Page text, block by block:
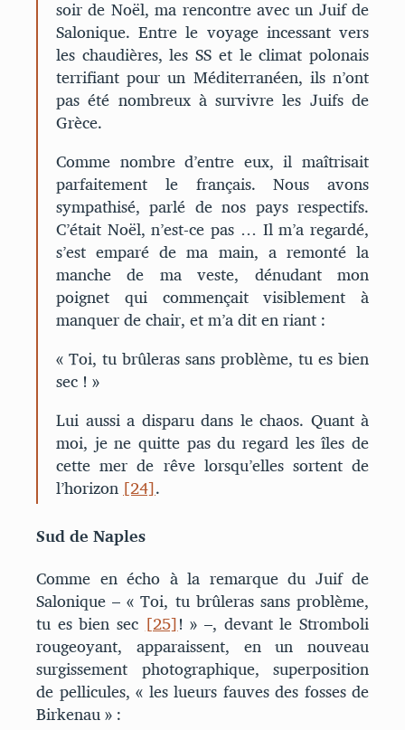
soir de Noël, ma rencontre avec un Juif de
Salonique. Entre le voyage incessant vers
les chaudières, les SS et le climat polonais
terrifiant pour un Méditerranéen, ils n’ont
pas été nombreux à survivre les Juifs de
Grèce.
Comme nombre d’entre eux, il maîtrisait
parfaitement le français. Nous avons
sympathisé, parlé de nos pays respectifs.
C’était Noël, n’est-ce pas … Il m’a regardé,
s’est emparé de ma main, a remonté la
manche de ma veste, dénudant mon
poignet qui commençait visiblement à
manquer de chair, et m’a dit en riant :
« Toi, tu brûleras sans problème, tu es bien
sec ! »
Lui aussi a disparu dans le chaos. Quant à
moi, je ne quitte pas du regard les îles de
cette mer de rêve lorsqu’elles sortent de
l’horizon[24].
Sud de Naples
Comme en écho à la remarque du Juif de
Salonique – « Toi, tu brûleras sans problème,
tu es bien sec[25]! » –, devant le Stromboli
rougeoyant, apparaissent, en un nouveau
surgissement photographique, superposition
de pellicules, « les lueurs fauves des fosses de
Birkenau » :